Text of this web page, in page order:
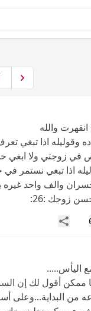
والله
وقوليله اذا تبغي
زوجتي ولا ابغي
اذا تبغي نستمر
والف واحد
زوجك :26:
مشاركة
اليأس.....
ممكن أقول لك إن
من البداية...وعلى